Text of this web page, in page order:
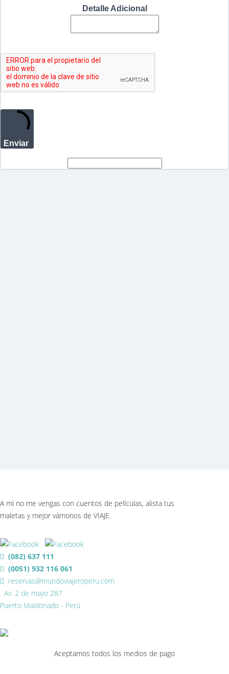
Detalle Adicional
Enviar
A mí no me vengas con cuentos de películas, alista tus
maletas y mejor vámonos de VIAJE.
(082) 637 111
(0051) 932 116 061
reservas@mundoviajeroperu.com
Av. 2 de mayo 287
Puerto Maldonado - Perú
Aceptamos todos los medios de pago